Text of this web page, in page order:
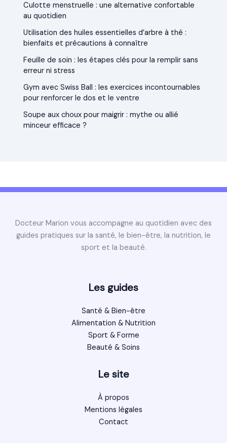
Culotte menstruelle : une alternative confortable
au quotidien
Utilisation des huiles essentielles d’arbre à thé :
bienfaits et précautions à connaître
Feuille de soin : les étapes clés pour la remplir sans
erreur ni stress
Gym avec Swiss Ball : les exercices incontournables
pour renforcer le dos et le ventre
Soupe aux choux pour maigrir : mythe ou allié
minceur efficace ?
Docteur Marion vous accompagne au quotidien avec des
guides pratiques sur la santé, le bien-être, la nutrition, le
sport et la beauté.
Les guides
Santé & Bien-être
Alimentation & Nutrition
Sport & Forme
Beauté & Soins
Le site
À propos
Mentions légales
Contact